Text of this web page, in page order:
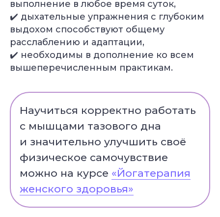
выполнение в любое время суток,
✔️ дыхательные упражнения с глубоким
выдохом способствуют общему
расслаблению и адаптации,
✔️ необходимы в дополнение ко всем
вышеперечисленным практикам.
Научиться корректно работать
с мышцами тазового дна
и значительно улучшить своё
физическое самочувствие
можно на курсе «Йогатерапия
женского здоровья»
Основатель Академии Йоги
10+ лет опыта
Обучили более 6 000 студентов
Популярные курсы Академии Йоги
Грант 40 000 ₽